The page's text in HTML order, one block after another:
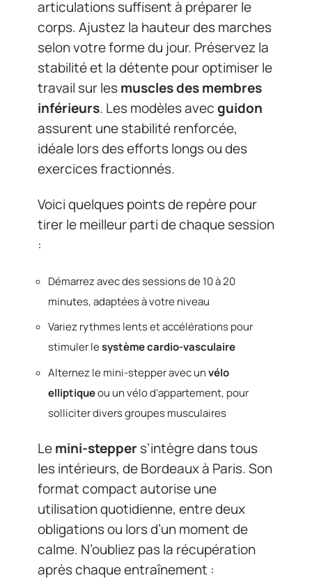
articulations suffisent à préparer le
corps. Ajustez la hauteur des marches
selon votre forme du jour. Préservez la
stabilité et la détente pour optimiser le
travail sur lesmuscles des membres
inférieurs. Les modèles avecguidon
assurent une stabilité renforcée,
idéale lors des efforts longs ou des
exercices fractionnés.
Voici quelques points de repère pour
tirer le meilleur parti de chaque session
:
Démarrez avec des sessions de 10 à 20
minutes, adaptées à votre niveau
Variez rythmes lents et accélérations pour
stimuler lesystème cardio-vasculaire
Alternez le mini-stepper avec unvélo
elliptiqueou un vélo d’appartement, pour
solliciter divers groupes musculaires
Lemini-steppers’intègre dans tous
les intérieurs, de Bordeaux à Paris. Son
format compact autorise une
utilisation quotidienne, entre deux
obligations ou lors d’un moment de
calme. N’oubliez pas la récupération
après chaque entraînement :